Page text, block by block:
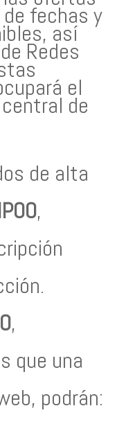
fechas y
así
Redes
el
de
de alta
,
,
que una
podrán: